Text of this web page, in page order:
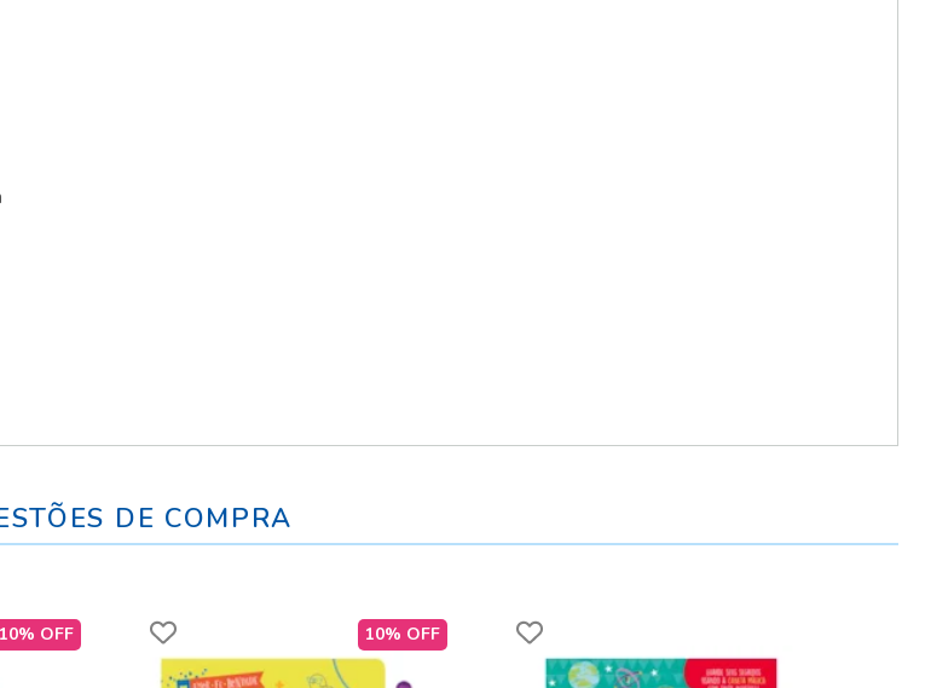
DE COMPRA
10% OFF 10% OFF